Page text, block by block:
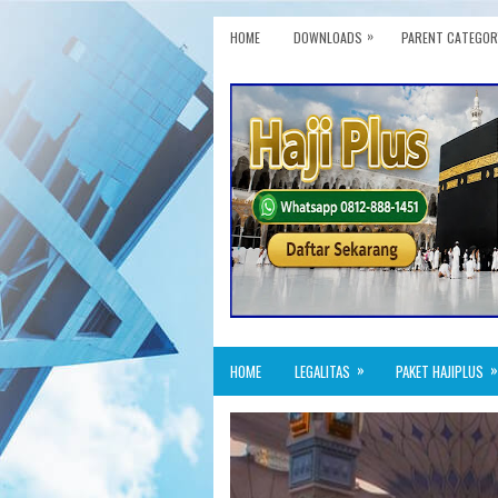
HOME DOWNLOADS » PARENT
HOME LEGALITAS » PAKET HAJIPLUS »